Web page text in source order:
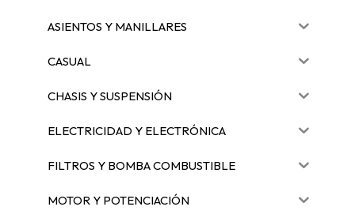
ASIENTOS Y MANILLARES
CASUAL
CHASIS Y SUSPENSIÓN
ELECTRICIDAD Y ELECTRÓNICA
FILTROS Y BOMBA COMBUSTIBLE
MOTOR Y POTENCIACIÓN